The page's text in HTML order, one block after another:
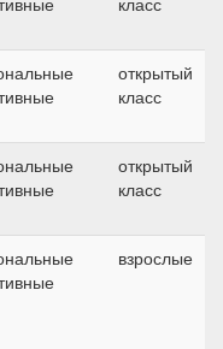
открытый
класс
открытый
класс
взрослые